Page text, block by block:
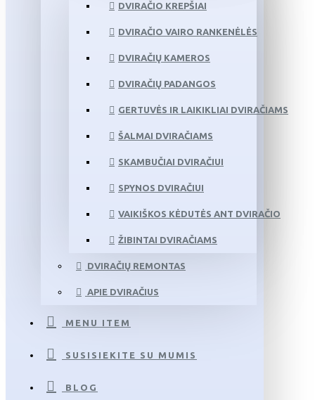
DVIRAČIO KREPŠIAI
DVIRAČIO VAIRO RANKENĖLĖS
DVIRAČIŲ KAMEROS
DVIRAČIŲ PADANGOS
GERTUVĖS IR LAIKIKLIAI DVIRAČIAMS
ŠALMAI DVIRAČIAMS
SKAMBUČIAI DVIRAČIUI
SPYNOS DVIRAČIUI
VAIKIŠKOS KĖDUTĖS ANT DVIRAČIO
ŽIBINTAI DVIRAČIAMS
DVIRAČIŲ REMONTAS
APIE DVIRAČIUS
MENU ITEM
SUSISIEKITE SU MUMIS
BLOG